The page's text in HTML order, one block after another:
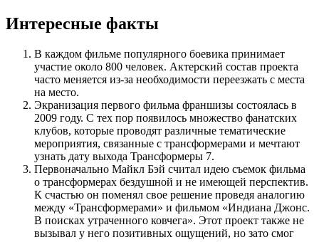
Интересные факты
В каждом фильме популярного боевика принимает
участие около 800 человек. Актерский состав проекта
часто меняется из-за необходимости переезжать с места
на место.
Экранизация первого фильма франшизы состоялась в
2009 году. С тех пор появилось множество фанатских
клубов, которые проводят различные тематические
мероприятия, связанные с трансформерами и мечтают
узнать дату выхода Трансформеры 7.
Первоначально Майкл Бэй считал идею съемок фильма
о трансформерах бездушной и не имеющей перспектив.
К счастью он поменял свое решение проведя аналогию
между «Трансформерами» и фильмом «Индиана Джонс.
В поисках утраченного ковчега». Этот проект также не
вызывал у него позитивных ощущений, но зато смог